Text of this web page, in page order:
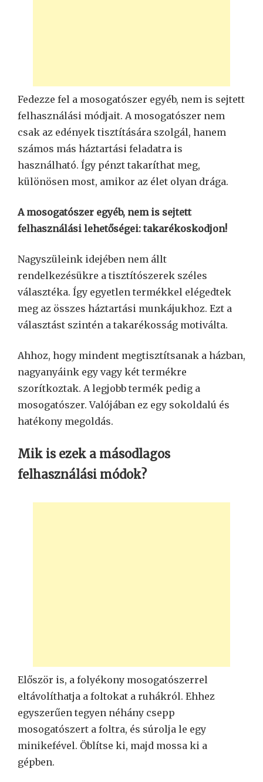
Fedezze fel a mosogatószer egyéb, nem is sejtett
felhasználási módjait. A mosogatószer nem
csak az edények tisztítására szolgál, hanem
számos más háztartási feladatra is
használható. Így pénzt takaríthat meg,
különösen most, amikor az élet olyan drága.
A mosogatószer egyéb, nem is sejtett
felhasználási lehetőségei: takarékoskodjon!
Nagyszüleink idejében nem állt
rendelkezésükre a tisztítószerek széles
választéka. Így egyetlen termékkel elégedtek
meg az összes háztartási munkájukhoz. Ezt a
választást szintén a takarékosság motiválta.
Ahhoz, hogy mindent megtisztítsanak a házban,
nagyanyáink egy vagy két termékre
szorítkoztak. A legjobb termék pedig a
mosogatószer. Valójában ez egy sokoldalú és
hatékony megoldás.
Mik is ezek a másodlagos
felhasználási módok?
Először is, a folyékony mosogatószerrel
eltávolíthatja a foltokat a ruhákról. Ehhez
egyszerűen tegyen néhány csepp
mosogatószert a foltra, és súrolja le egy
minikefével. Öblítse ki, majd mossa ki a
gépben.